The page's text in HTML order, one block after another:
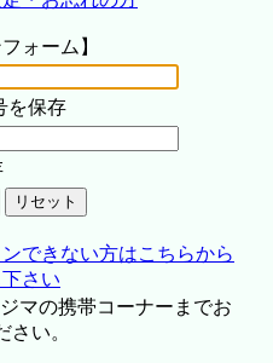
ォーム】
を保存
できない方はこちらから
さい
マの携帯コーナーまでお
さい。